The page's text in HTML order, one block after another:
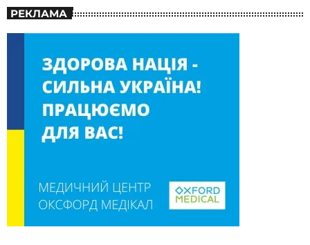
РЕКЛАМА